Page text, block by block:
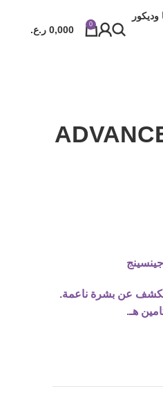
وديكور
0
0,000 ر.ع.
يكشف عن بشرة ناعمة.
هـ.